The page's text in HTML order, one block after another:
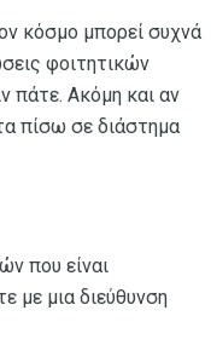
κόσμο μπορεί συχνά
φοιτητικών
πάτε. Ακόμη και αν
πίσω σε διάστημα
που είναι
με μια διεύθυνση